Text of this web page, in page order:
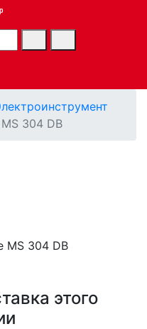
MS 304 DB
MS 304 DB
этого